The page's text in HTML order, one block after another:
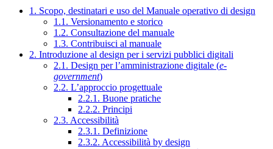
1. Scopo, destinatari e uso del Manuale operativo di design
1.1. Versionamento e storico
1.2. Consultazione del manuale
1.3. Contribuisci al manuale
2. Introduzione al design per i servizi pubblici digitali
2.1. Design per l’amministrazione digitale (e-
government)
2.2. L’approccio progettuale
2.2.1. Buone pratiche
2.2.2. Principi
2.3. Accessibilità
2.3.1. Definizione
2.3.2. Accessibilità by design